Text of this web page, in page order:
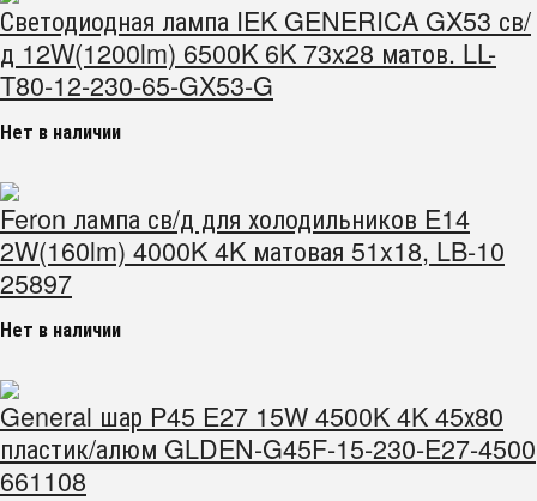
Светодиодная лампа IEK GENERICA GX53 св/
д 12W(1200lm) 6500K 6K 73x28 матов. LL-
T80-12-230-65-GX53-G
Нет в наличии
Feron лампа св/д для холодильников E14
2W(160lm) 4000K 4K матовая 51x18, LB-10
25897
Нет в наличии
General шар P45 E27 15W 4500K 4K 45х80
пластик/алюм GLDEN-G45F-15-230-E27-4500
661108